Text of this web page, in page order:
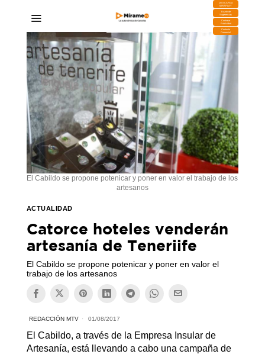
DESCARGA
MIRAPLAY
Buzón de
Sugerencias
Contratar
Publicidad
Contacto
Comercial
El Cabildo se propone potenicar y poner en valor el trabajo de los
artesanos
ACTUALIDAD
Catorce hoteles venderán
artesanía de Teneriife
El Cabildo se propone potenicar y poner en valor el
trabajo de los artesanos
REDACCIÓN MTV 01/08/2017
El Cabildo, a través de la Empresa Insular de
Artesanía, está llevando a cabo una campaña de